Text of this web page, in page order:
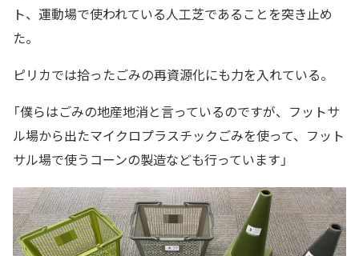
ト、運動場で使われている人工芝であることを突き止め
た。
ピリカでは拾ったごみの再資源化にも力を入れている。
「僕らはごみの地産地消と言っているのですが、フットサ
ル場から出たマイクロプラスチックごみを使って、フット
サル場で使うコーンの製造なども行っています」